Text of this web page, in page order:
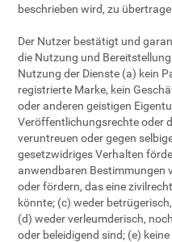
beschrieben wird, zu
Der Nutzer bestätigt und
die Nutzung und
Nutzung der Dienste (a) kein
registrierte Marke, kein
oder anderen geistigen
Veröffentlichungsrechte oder
veruntreuen oder gegen
gesetzwidriges Verhalten
anwendbaren Bestimmungen
oder fördern, das eine
könnte; (c) weder
(d) weder verleumderisch,
oder beleidigend sind; (e)